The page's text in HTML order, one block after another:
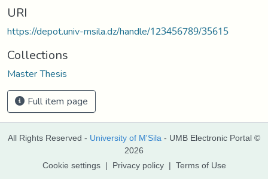
URI
https://depot.univ-msila.dz/handle/123456789/35615
Collections
Master Thesis
Full item page
All Rights Reserved - University of M'Sila - UMB Electronic Portal ©
2026
Cookie settings | Privacy policy | Terms of Use